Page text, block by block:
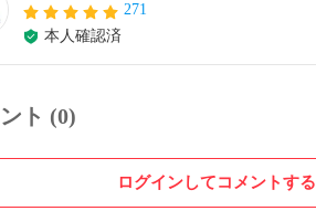
271
本人確認済
ト (0)
ログインしてコメントする